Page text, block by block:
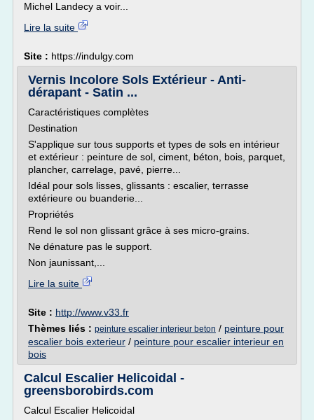
Michel Landecy a voir...
Lire la suite
Site : https://indulgy.com
Vernis Incolore Sols Extérieur - Anti-
dérapant - Satin ...
Caractéristiques complètes
Destination
S'applique sur tous supports et types de sols en intérieur
et extérieur : peinture de sol, ciment, béton, bois, parquet,
plancher, carrelage, pavé, pierre...
Idéal pour sols lisses, glissants : escalier, terrasse
extérieure ou buanderie...
Propriétés
Rend le sol non glissant grâce à ses micro-grains.
Ne dénature pas le support.
Non jaunissant,...
Lire la suite
Site : http://www.v33.fr
Thèmes liés : peinture escalier interieur beton / peinture pour
escalier bois exterieur / peinture pour escalier interieur en
bois
Calcul Escalier Helicoidal -
greensborobirds.com
Calcul Escalier Helicoidal